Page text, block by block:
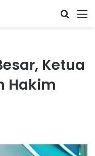
Cari ...
Ketua
Hakim